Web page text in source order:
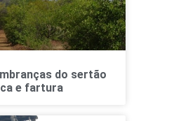
do sertão
e fartura